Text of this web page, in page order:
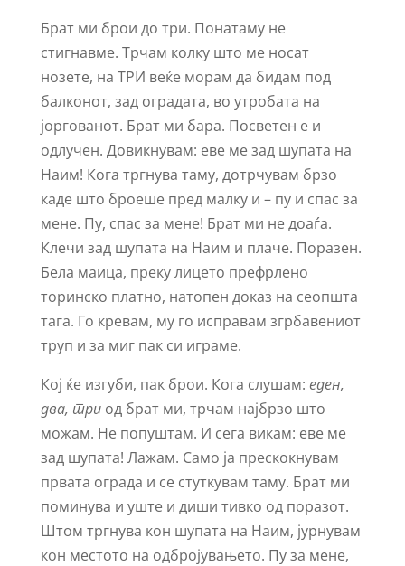
Брат ми брои до три. Понатаму не
стигнавме. Трчам колку што ме носат
нозете, на ТРИ веќе морам да бидам под
балконот, зад оградата, во утробата на
јоргованот. Брат ми бара. Посветен е и
одлучен. Довикнувам: еве ме зад шупата на
Наим! Кога тргнува таму, дотрчувам брзо
каде што броеше пред малку и – пу и спас за
мене. Пу, спас за мене! Брат ми не доаѓа.
Клечи зад шупата на Наим и плаче. Поразен.
Бела маица, преку лицето префрлено
торинско платно, натопен доказ на сеопшта
тага. Го кревам, му го исправам згрбавениот
труп и за миг пак си играме.
Кој ќе изгуби, пак брои. Кога слушам: еден,
два, триод брат ми, трчам најбрзо што
можам. Не попуштам. И сега викам: еве ме
зад шупата! Лажам. Само ја прескокнувам
првата ограда и се стуткувам таму. Брат ми
поминува и уште и диши тивко од поразот.
Штом тргнува кон шупата на Наим, јурнувам
кон местото на одбројувањето. Пу за мене,